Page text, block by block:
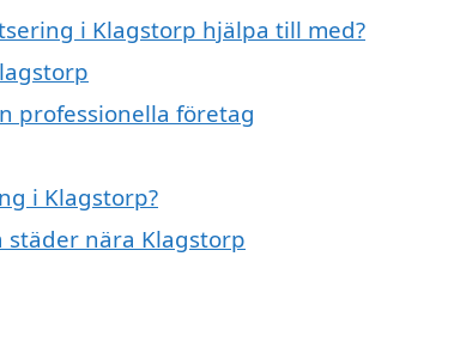
i Klagstorp hjälpa till med?
professionella företag
i Klagstorp?
nära Klagstorp